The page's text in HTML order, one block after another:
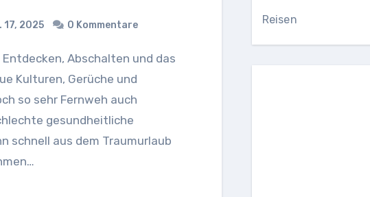
17, 2025 0 Kommentare
Kulturen, Gerüche und
so sehr Fernweh auch
gesundheitliche
schnell aus dem Traumurlaub
Reisen